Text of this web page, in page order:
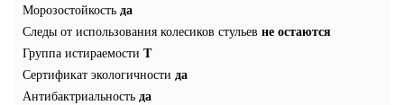
Морозостойкость да
Следы от использования колесиков стульев не остаются
Группа истираемости Т
Сертификат экологичности да
Антибактриальность да